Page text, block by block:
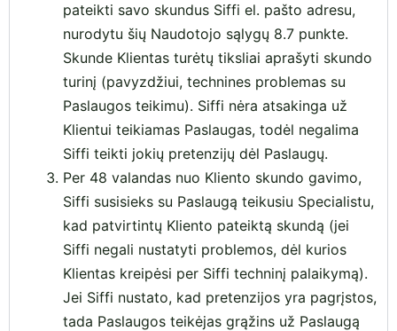
pateikti savo skundus Siffi el. pašto adresu,
nurodytu šių Naudotojo sąlygų 8.7 punkte.
Skunde Klientas turėtų tiksliai aprašyti skundo
turinį (pavyzdžiui, technines problemas su
Paslaugos teikimu). Siffi nėra atsakinga už
Klientui teikiamas Paslaugas, todėl negalima
Siffi teikti jokių pretenzijų dėl Paslaugų.
Per 48 valandas nuo Kliento skundo gavimo,
Siffi susisieks su Paslaugą teikusiu Specialistu,
kad patvirtintų Kliento pateiktą skundą (jei
Siffi negali nustatyti problemos, dėl kurios
Klientas kreipėsi per Siffi techninį palaikymą).
Jei Siffi nustato, kad pretenzijos yra pagrįstos,
tada Paslaugos teikėjas grąžins už Paslaugą